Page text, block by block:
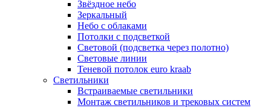
Звёздное небо
Зеркальный
Небо с облаками
Потолки с подсветкой
Световой (подсветка через полотно)
Световые линии
Теневой потолок euro kraab
Светильники
Встраиваемые светильники
Монтаж светильников и трековых систем